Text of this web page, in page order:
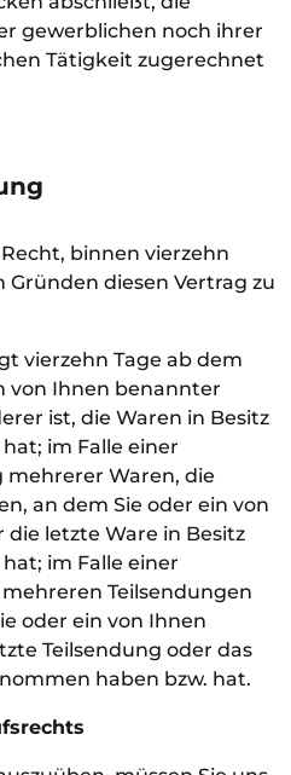
gewerblichen noch ihrer
Tätigkeit zugerechnet
binnen vierzehn
Gründen diesen Vertrag zu
vierzehn Tage ab dem
von Ihnen benannter
ist, die Waren in Besitz
im Falle einer
Waren, die
an dem Sie oder ein von
letzte Ware in Besitz
im Falle einer
Teilsendungen
oder ein von Ihnen
Teilsendung oder das
haben bzw. hat.